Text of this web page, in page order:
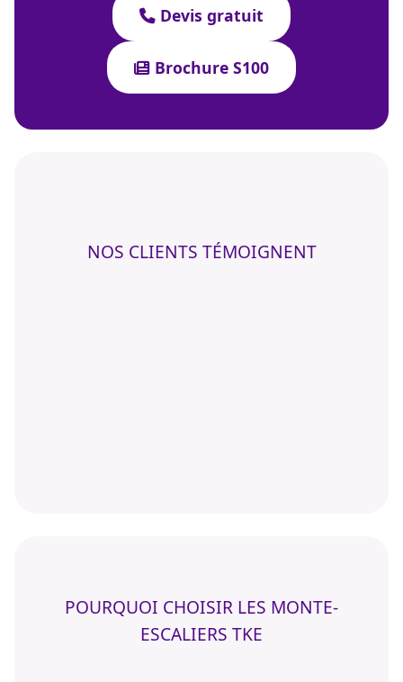
Devis gratuit
Brochure S100
NOS CLIENTS TÉMOIGNENT
POURQUOI CHOISIR LES MONTE-
ESCALIERS TKE